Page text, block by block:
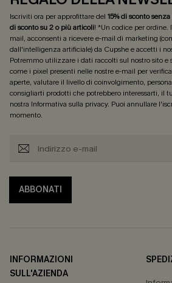
Iscriviti ora per approfittare del 15% di sconto
di sconto su 2 o più articoli! *Un codice per
mail, acconsenti a ricevere e-mail di marketing
dall'intelligenza artificiale) da Cupshe e accetti i
Potremmo utilizzare i dati raccolti sul nostro sito
come i pixel presenti nelle nostre e-mail per
aperte, valutare il livello di coinvolgimento,
consigliarti prodotti che potrebbero interessarti, il
nostra Informativa sulla privacy. Puoi annullare
momento.
ABBONATI
INFORMAZIONI
SULL'AZIENDA